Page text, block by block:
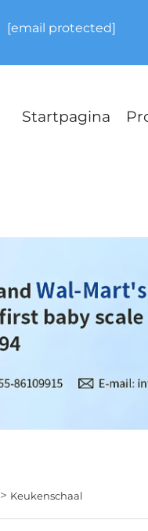
[email protected]
Startpagina
> Keukenschaal